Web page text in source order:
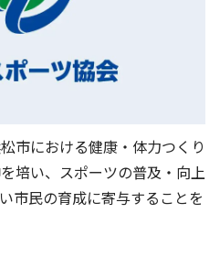
浜北体育館
市における健康・体力つくり
培い、スポーツの普及・向上
市民の育成に寄与することを